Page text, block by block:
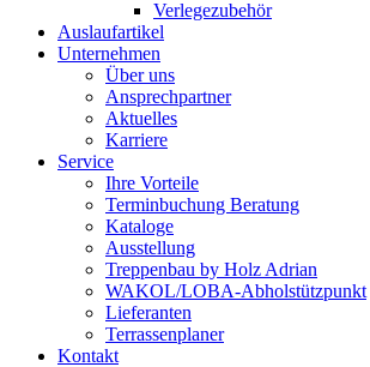
Verlegezubehör
Auslaufartikel
Unternehmen
Über uns
Ansprechpartner
Aktuelles
Karriere
Service
Ihre Vorteile
Terminbuchung Beratung
Kataloge
Ausstellung
Treppenbau by Holz Adrian
WAKOL/LOBA-Abholstützpunkt
Lieferanten
Terrassenplaner
Kontakt